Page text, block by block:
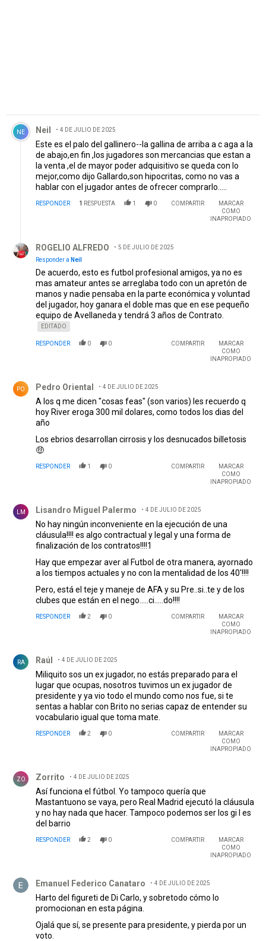
Comentario de Neil.
NE Neil 4 DE JULIO DE 2025
Este es el palo del gallinero--la gallina de arriba a c aga a la
de abajo,en fin ,los jugadores son mercancias que estan a
la venta ,el de mayor poder adquisitivo se queda con lo
mejor,como dijo Gallardo,son hipocritas, como no vas a
hablar con el jugador antes de ofrecer comprarlo.....
RESPONDER 1 RESPUESTA 1 0 COMPARTIR
MARCAR
COMO
INAPROPIADO
ROGELIO ALFREDO
5 DE JULIO DE 2025
Responder a Neil
De acuerdo, esto es futbol profesional amigos, ya no es
mas amateur antes se arreglaba todo con un apretón de
manos y nadie pensaba en la parte económica y voluntad
del jugador, hoy ganara el doble mas que en ese pequeño
equipo de Avellaneda y tendrá 3 años de Contrato.
EDITADO
RESPONDER 0 0 COMPARTIR
MARCAR
COMO
INAPROPIADO
PO Pedro Oriental 4 DE JULIO DE 2025
A los q me dicen "cosas feas" (son varios) les recuerdo q
hoy River eroga 300 mil dolares, como todos los dias del
año
Los ebrios desarrollan cirrosis y los desnucados billetosis
🤑
RESPONDER 1 0 COMPARTIR
MARCAR
COMO
INAPROPIADO
LM Lisandro Miguel Palermo 4 DE JULIO DE 2025
No hay ningún inconveniente en la ejecución de una
cláusula!!!! es algo contractual y legal y una forma de
finalización de los contratos!!!!1
Hay que empezar aver al Futbol de otra manera, ayornado
a los tiempos actuales y no con la mentalidad de los 40'!!!!
Pero, está el teje y maneje de AFA y su Pre..si..te y de los
clubes que están en el nego.....ci.....do!!!!
RESPONDER 2 0 COMPARTIR
MARCAR
COMO
INAPROPIADO
RA Raúl 4 DE JULIO DE 2025
Miliquito sos un ex jugador, no estás preparado para el
lugar que ocupas, nosotros tuvimos un ex jugador de
presidente y ya vio todo el mundo como nos fue, si te
sentas a hablar con Brito no serias capaz de entender su
vocabulario igual que toma mate.
RESPONDER 2 0 COMPARTIR
MARCAR
COMO
INAPROPIADO
ZO Zorrito 4 DE JULIO DE 2025
Así funciona el fútbol. Yo tampoco quería que
Mastantuono se vaya, pero Real Madrid ejecutó la cláusula
y no hay nada que hacer. Tampoco podemos ser los gi l es
del barrio
RESPONDER 2 0 COMPARTIR
MARCAR
COMO
INAPROPIADO
Emanuel Federico Canataro 4 DE JULIO DE 2025
Harto del figureti de Di Carlo, y sobretodo cómo lo
promocionan en esta página.
Ojalá que sí, se presente para presidente, y pierda por un
voto.